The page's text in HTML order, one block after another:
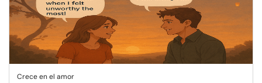
Crece en el amor